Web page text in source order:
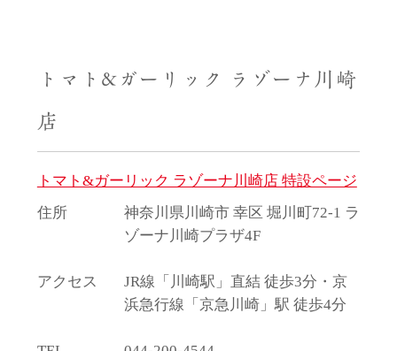
トマト&ガーリック ラゾーナ川崎
店
トマト&ガーリック ラゾーナ川崎店 特設ページ
住所
神奈川県川崎市 幸区 堀川町72-1 ラ
ゾーナ川崎プラザ4F
アクセス
JR線「川崎駅」直結 徒歩3分・京
浜急行線「京急川崎」駅 徒歩4分